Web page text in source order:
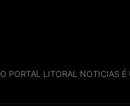
O PORTAL LITORAL NOTICIAS É